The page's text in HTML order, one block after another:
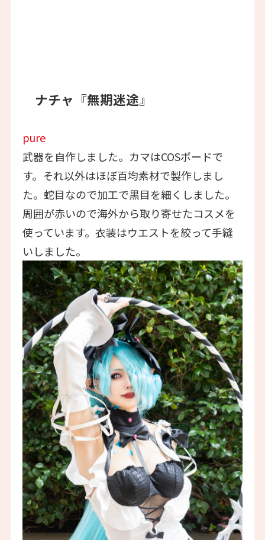
ナチャ『無期迷途』
pure
武器を自作しました。カマはCOSボードで
す。それ以外はほぼ百均素材で製作しまし
た。蛇目なので加工で黒目を細くしました。
周囲が赤いので海外から取り寄せたコスメを
使っています。衣装はウエストを絞って手縫
いしました。